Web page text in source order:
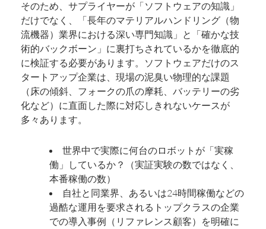
そのため、サプライヤーが「ソフトウェアの知識」
だけでなく、「長年のマテリアルハンドリング（物
流機器）業界における深い専門知識」と「確かな技
術的バックボーン」に裏打ちされているかを徹底的
に検証する必要があります。ソフトウェアだけのス
タートアップ企業は、現場の泥臭い物理的な課題
（床の傾斜、フォークの爪の摩耗、バッテリーの劣
化など）に直面した際に対応しきれないケースが
多々あります。
世界中で実際に何台のロボットが「実稼
働」しているか？（実証実験の数ではなく、
本番稼働の数）
自社と同業界、あるいは24時間稼働などの
過酷な運用を要求されるトップクラスの企業
での導入事例（リファレンス顧客）を明確に